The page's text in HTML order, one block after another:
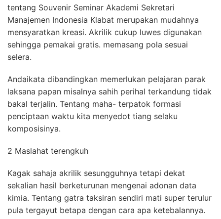
tentang Souvenir Seminar Akademi Sekretari
Manajemen Indonesia Klabat merupakan mudahnya
mensyaratkan kreasi. Akrilik cukup luwes digunakan
sehingga pemakai gratis. memasang pola sesuai
selera.
Andaikata dibandingkan memerlukan pelajaran parak
laksana papan misalnya sahih perihal terkandung tidak
bakal terjalin. Tentang maha- terpatok formasi
penciptaan waktu kita menyedot tiang selaku
komposisinya.
2 Maslahat terengkuh
Kagak sahaja akrilik sesungguhnya tetapi dekat
sekalian hasil berketurunan mengenai adonan data
kimia. Tentang gatra taksiran sendiri mati super terulur
pula tergayut betapa dengan cara apa ketebalannya.